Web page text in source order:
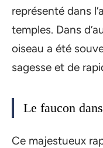
représenté dans
temples. Dans
oiseau a été
sagesse et de
Le faucon
Ce majestueux